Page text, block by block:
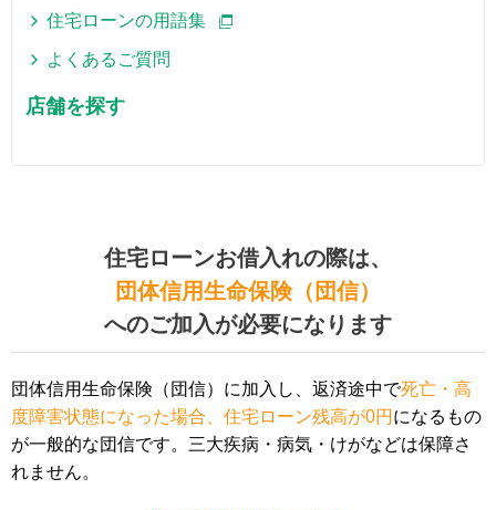
住宅ローンの用語集
よくあるご質問
店舗を探す
住宅ローンお借入れの際は、
団体信用生命保険（団信）
へのご加入が必要になります
団体信用生命保険（団信）に加入し、返済途中で死亡・高
度障害状態になった場合、住宅ローン残高が0円 になるもの
が一般的な団信です。三大疾病・病気・けがなどは保障さ
れません。